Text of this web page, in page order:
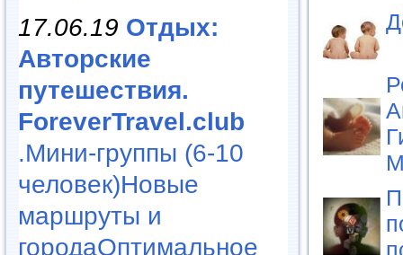
17.06.19 Отдых:
Авторские
путешествия.
ForeverTravel.club
.Мини-группы (6-10
человек)Новые
маршруты и
городаОптимальное